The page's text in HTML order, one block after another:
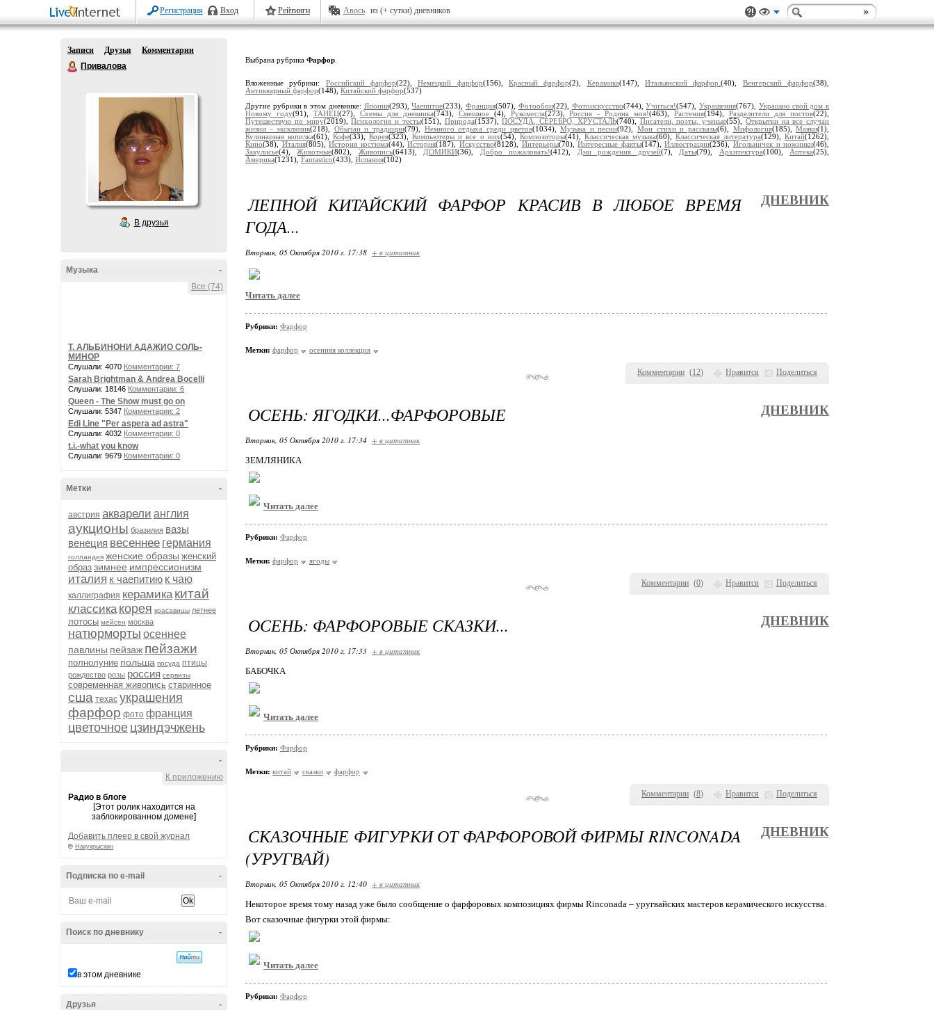
Регистрация Вход Рейтинги Авось из (+ сутки) дневников
Записи Друзья
Комментарии
Привалова
В друзья
-
Музыка
Все (74)
Т. АЛЬБИНОНИ АДАЖИО СОЛЬ-
МИНОР
Слушали: 4070 Комментарии: 7
Sarah Brightman & Andrea Bocelli
Слушали: 18146 Комментарии: 6
Queen - The Show must go on
Слушали: 5347 Комментарии: 2
Edi Line "Per aspera ad astra"
Слушали: 4032 Комментарии: 0
t.i.-what you know
Слушали: 9679 Комментарии: 0
-
Метки
австрия акварели англия
аукционы бразилия вазы
венеция весеннее германия
голландия женские образы женский
образ зимнее импрессионизм
италия к чаепитию к чаю
каллиграфия керамика китай
классика корея красавицы летнее
лотосы мейсен москва
натюрморты осеннее
павлины пейзаж пейзажи
полнолуние польша посуда птицы
рождество розы россия сервизы
современная живопись старинное
сша техас украшения
фарфор фото франция
цветочное цзиндэчжень
-
К приложению
Радио в блоге
[Этот ролик находится на
заблокированном домене]
Добавить плеер в свой журнал
© Накукрыскин
-
Подписка по e-mail
-
Поиск по дневнику
в этом дневнике
-
Друзья
Выбрана рубрика Фарфор
Вложенные рубрики: Российский фарфор(22),Немецкий фарфор(156),Красный фарфор(2), Керамика(147),Итальянский фарфор.(40), Венгерский фарфор(38),
Антикварный фарфор(148), Китайский фарфор(537)
Другие рубрики в этом дневнике: Япония(293),Чаепитие(233),Франция(507), Фотообои(22), Фотоискусство(744),Учиться!(547),Украшения(767), Украшаю свой дом к
Новому году(91), ТАНЕЦ(27), Схемы для дневника(743), Смешное (4), Рукомесла(273),Россия - Родина моя!(463),Растения(194),Разделители для постов(22),
Путешествую по миру(2019),Психология и тесты(151), Природа(1537),ПОСУДА, СЕРЕБРО, ХРУСТАЛЬ(740), Писатели, поэты, ученые(55), Открытки на все случаи
жизни - эксклюзив(218), Обычаи и традиции(79), Немного отдыха среди цветов(1034),Музыка и песни(92),Мои стихи и рассказы(6), Мифология(185),Маяки(1),
Кулинарная копилка(61),Кофе(33),Корея(323),Компьютеры и все о них(54), Композиторы(41), Классическая музыка(60), Классическая литература(129),Китай(1262),
Кино(38), Италия(805),История костюма(44),История(187), Искусство(8128), Интерьеры(70),Интересные факты(147),Иллюстрации(236), Игольничек и ножинки(46),
Закулисье(4),Животные(802), Живопись(6413), ДОМИКИ(36), Добро пожаловать!(412), Дни рождения друзей(7), Даты(79), Архитектура(100), Аптека(25),
Америка(1231), Fantastico(433), Испания(102)
Комментарии (12) Нравится Поделиться
ЛЕПНОЙ КИТАЙСКИЙ ФАРФОР КРАСИВ В ЛЮБОЕ ВРЕМЯ
ГОДА...
ДНЕВНИК
Вторник, 05 Октября 2010 г. 17:38 + в цитатник
Читать далее
Рубрики: Фарфор
Метки: фарфор осенняя коллекция
Комментарии (0) Нравится Поделиться
ОСЕНЬ: ЯГОДКИ...ФАРФОРОВЫЕ ДНЕВНИК
Вторник, 05 Октября 2010 г. 17:34 + в цитатник
ЗЕМЛЯНИКА
Читать далее
Рубрики: Фарфор
Метки: фарфор ягоды
Комментарии (8) Нравится Поделиться
ОСЕНЬ: ФАРФОРОВЫЕ СКАЗКИ... ДНЕВНИК
Вторник, 05 Октября 2010 г. 17:33 + в цитатник
БАБОЧКА
Читать далее
Рубрики: Фарфор
Метки: китай сказки фарфор
СКАЗОЧНЫЕ ФИГУРКИ ОТ ФАРФОРОВОЙ ФИРМЫ RINCONADA
(УРУГВАЙ)
ДНЕВНИК
Вторник, 05 Октября 2010 г. 12:40 + в цитатник
Некоторое время тому назад уже было сообщение о фарфоровых композициях фирмы Rinconada – уругвайских мастеров керамического искусства.
Вот сказочные фигурки этой фирмы:
Читать далее
Рубрики: Фарфор